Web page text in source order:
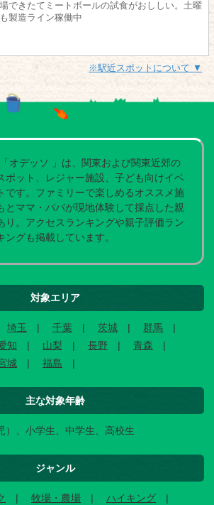
できたてミートボールの試食がおししい。土曜
製造ライン稼働中
※駅近スポットについて ▼
オデッソ 」は、関東および関東近郊の
ポット、レジャー施設、子ども向けイベ
です。ファミリーで楽しめるオススメ施
とママ・パパが現地体験して採点した親
り。アクセスランキングや親子評価ラン
ングも掲載しています。
対象エリア
埼玉 千葉 茨城
群馬
知 山梨 長野
青森
城 福島
主な対象年齢
）、小学生、中学生、高校生
ジャンル
牧場・農場
ハイキング